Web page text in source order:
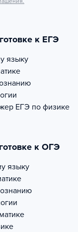
к ЕГЭ
языку
ЕГЭ по физике
к ОГЭ
языку